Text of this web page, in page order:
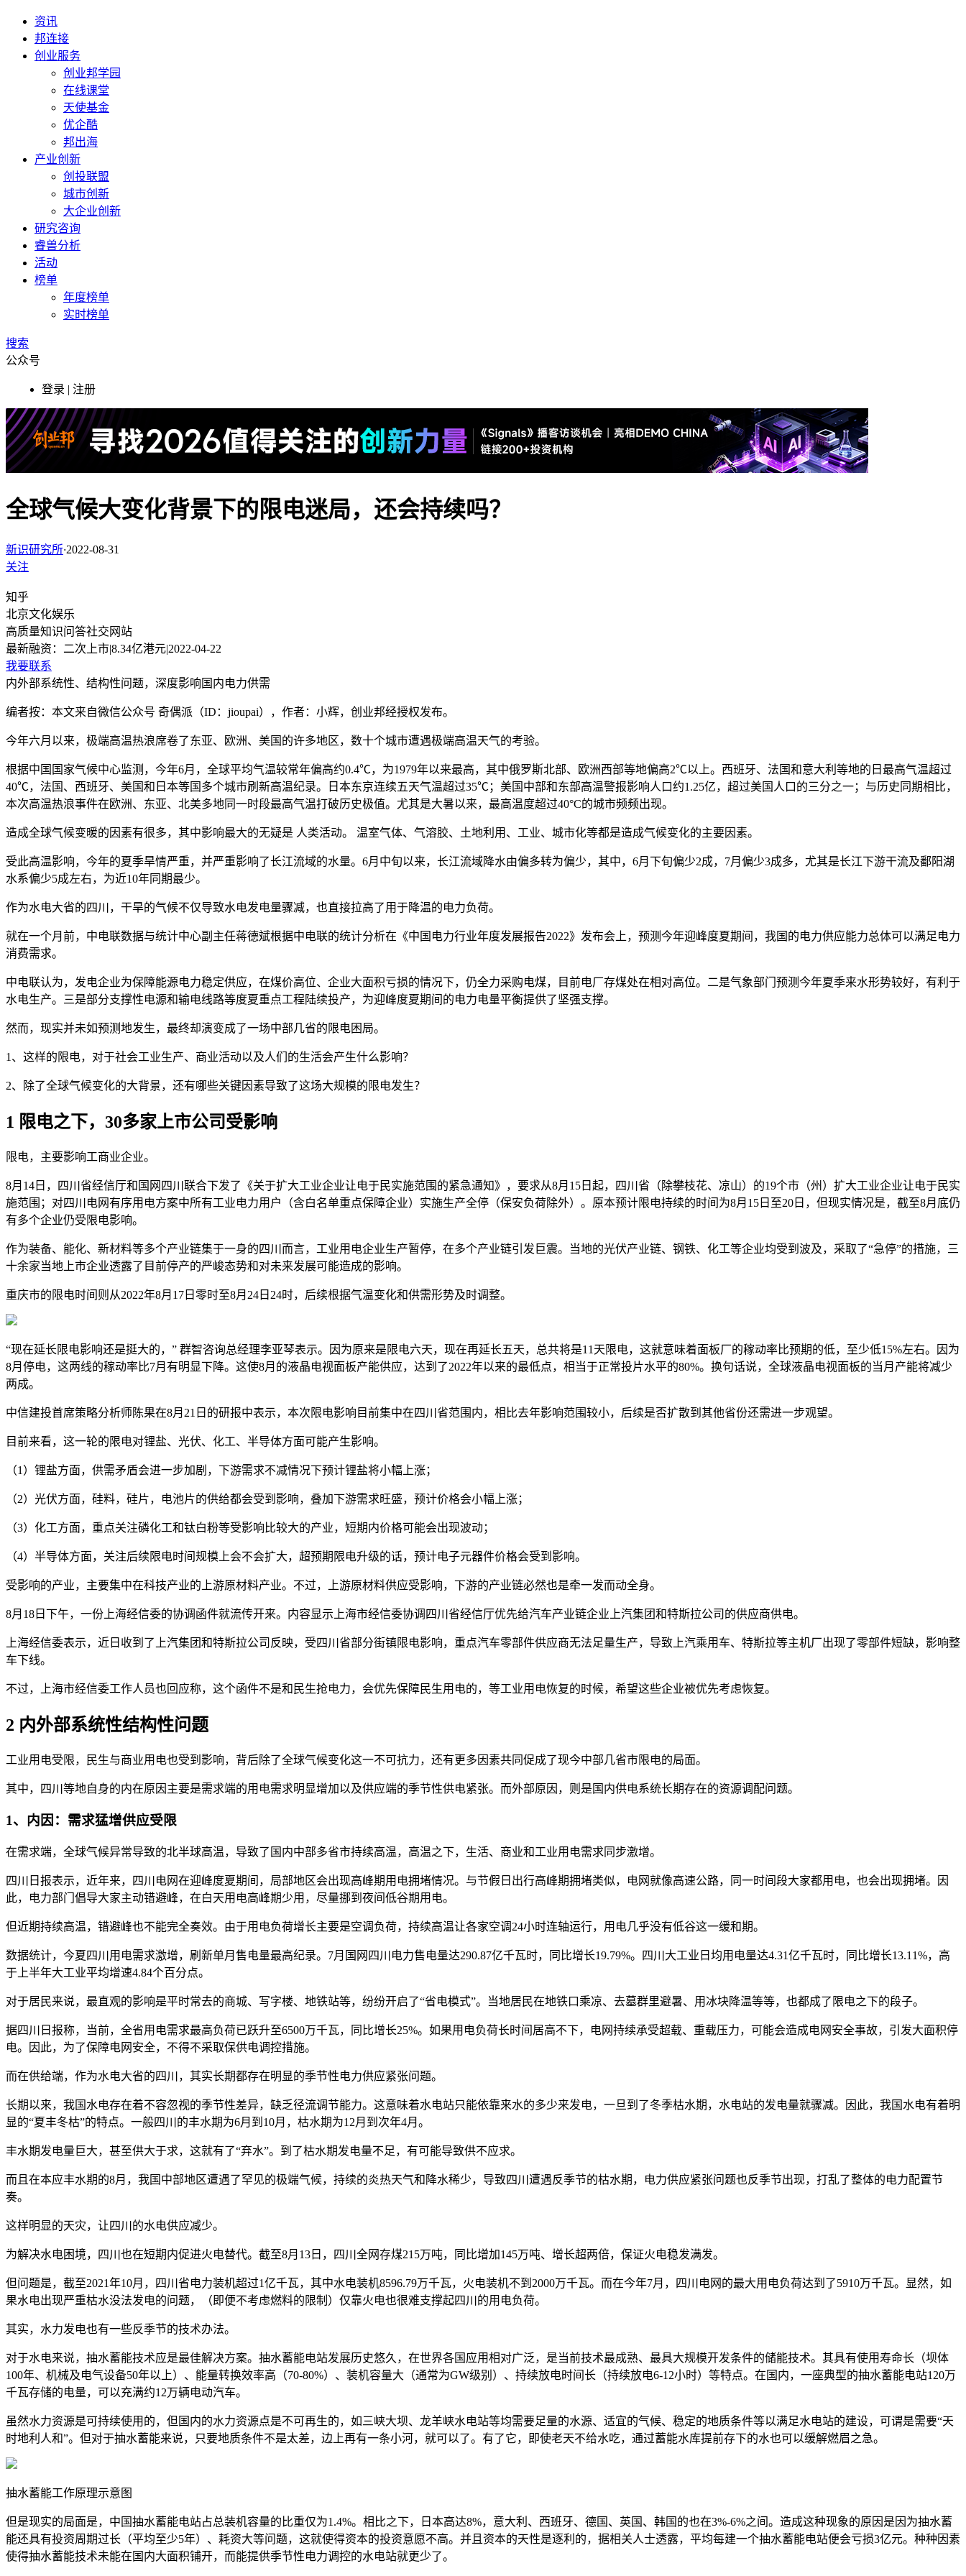
资讯
邦连接
创业服务
创业邦学园
在线课堂
天使基金
优企酷
邦出海
产业创新
创投联盟
城市创新
大企业创新
研究咨询
睿兽分析
活动
榜单
年度榜单
实时榜单
搜索
公众号
登录 | 注册
全球气候大变化背景下的限电迷局，还会持续吗？
新识研究所·2022-08-31
关注
知乎
北京文化娱乐
高质量知识问答社交网站
最新融资： 二次上市|8.34亿港元|2022-04-22
我要联系
内外部系统性、结构性问题，深度影响国内电力供需
编者按：本文来自微信公众号 奇偶派（ID：jioupai），作者：小辉，创业邦经授权发布。
今年六月以来，极端高温热浪席卷了东亚、欧洲、美国的许多地区，数十个城市遭遇极端高温天气的考验。
根据中国国家气候中心监测，今年6月，全球平均气温较常年偏高约0.4℃，为1979年以来最高，其中俄罗斯北部、欧洲西部等地偏高2℃以上。西班牙、法国和意大利等地的日最高气温超过
40℃，法国、西班牙、美国和日本等国多个城市刷新高温纪录。日本东京连续五天气温超过35℃；美国中部和东部高温警报影响人口约1.25亿，超过美国人口的三分之一；与历史同期相比，
本次高温热浪事件在欧洲、东亚、北美多地同一时段最高气温打破历史极值。尤其是大暑以来，最高温度超过40°C的城市频频出现。
造成全球气候变暖的因素有很多，其中影响最大的无疑是 人类活动。 温室气体、气溶胶、土地利用、工业、城市化等都是造成气候变化的主要因素。
受此高温影响，今年的夏季旱情严重，并严重影响了长江流域的水量。6月中旬以来，长江流域降水由偏多转为偏少，其中，6月下旬偏少2成，7月偏少3成多，尤其是长江下游干流及鄱阳湖
水系偏少5成左右，为近10年同期最少。
作为水电大省的四川，干旱的气候不仅导致水电发电量骤减，也直接拉高了用于降温的电力负荷。
就在一个月前，中电联数据与统计中心副主任蒋德斌根据中电联的统计分析在《中国电力行业年度发展报告2022》发布会上，预测今年迎峰度夏期间，我国的电力供应能力总体可以满足电力
消费需求。
中电联认为，发电企业为保障能源电力稳定供应，在煤价高位、企业大面积亏损的情况下，仍全力采购电煤，目前电厂存煤处在相对高位。二是气象部门预测今年夏季来水形势较好，有利于
水电生产。三是部分支撑性电源和输电线路等度夏重点工程陆续投产，为迎峰度夏期间的电力电量平衡提供了坚强支撑。
然而，现实并未如预测地发生，最终却演变成了一场中部几省的限电困局。
1、这样的限电，对于社会工业生产、商业活动以及人们的生活会产生什么影响？
2、除了全球气候变化的大背景，还有哪些关键因素导致了这场大规模的限电发生？
1 限电之下，30多家上市公司受影响
限电，主要影响工商业企业。
8月14日，四川省经信厅和国网四川联合下发了《关于扩大工业企业让电于民实施范围的紧急通知》，要求从8月15日起，四川省（除攀枝花、凉山）的19个市（州）扩大工业企业让电于民实
施范围；对四川电网有序用电方案中所有工业电力用户（含白名单重点保障企业）实施生产全停（保安负荷除外）。原本预计限电持续的时间为8月15日至20日，但现实情况是，截至8月底仍
有多个企业仍受限电影响。
作为装备、能化、新材料等多个产业链集于一身的四川而言，工业用电企业生产暂停，在多个产业链引发巨震。当地的光伏产业链、钢铁、化工等企业均受到波及，采取了“急停”的措施，三
十余家当地上市企业透露了目前停产的严峻态势和对未来发展可能造成的影响。
重庆市的限电时间则从2022年8月17日零时至8月24日24时，后续根据气温变化和供需形势及时调整。
“现在延长限电影响还是挺大的，” 群智咨询总经理李亚琴表示。因为原来是限电六天，现在再延长五天，总共将是11天限电，这就意味着面板厂的稼动率比预期的低，至少低15%左右。因为
8月停电，这两线的稼动率比7月有明显下降。这使8月的液晶电视面板产能供应，达到了2022年以来的最低点，相当于正常投片水平的80%。换句话说，全球液晶电视面板的当月产能将减少
两成。
中信建投首席策略分析师陈果在8月21日的研报中表示，本次限电影响目前集中在四川省范围内，相比去年影响范围较小，后续是否扩散到其他省份还需进一步观望。
目前来看，这一轮的限电对锂盐、光伏、化工、半导体方面可能产生影响。
（1）锂盐方面，供需矛盾会进一步加剧，下游需求不减情况下预计锂盐将小幅上涨；
（2）光伏方面，硅料，硅片，电池片的供给都会受到影响，叠加下游需求旺盛，预计价格会小幅上涨；
（3）化工方面，重点关注磷化工和钛白粉等受影响比较大的产业，短期内价格可能会出现波动；
（4）半导体方面，关注后续限电时间规模上会不会扩大，超预期限电升级的话，预计电子元器件价格会受到影响。
受影响的产业，主要集中在科技产业的上游原材料产业。不过，上游原材料供应受影响，下游的产业链必然也是牵一发而动全身。
8月18日下午，一份上海经信委的协调函件就流传开来。内容显示上海市经信委协调四川省经信厅优先给汽车产业链企业上汽集团和特斯拉公司的供应商供电。
上海经信委表示，近日收到了上汽集团和特斯拉公司反映，受四川省部分街镇限电影响，重点汽车零部件供应商无法足量生产，导致上汽乘用车、特斯拉等主机厂出现了零部件短缺，影响整
车下线。
不过，上海市经信委工作人员也回应称，这个函件不是和民生抢电力，会优先保障民生用电的，等工业用电恢复的时候，希望这些企业被优先考虑恢复。
2 内外部系统性结构性问题
工业用电受限，民生与商业用电也受到影响，背后除了全球气候变化这一不可抗力，还有更多因素共同促成了现今中部几省市限电的局面。
其中，四川等地自身的内在原因主要是需求端的用电需求明显增加以及供应端的季节性供电紧张。而外部原因，则是国内供电系统长期存在的资源调配问题。
1、内因：需求猛增供应受限
在需求端，全球气候异常导致的北半球高温，导致了国内中部多省市持续高温，高温之下，生活、商业和工业用电需求同步激增。
四川日报表示，近年来，四川电网在迎峰度夏期间，局部地区会出现高峰期用电拥堵情况。与节假日出行高峰期拥堵类似，电网就像高速公路，同一时间段大家都用电，也会出现拥堵。因
此，电力部门倡导大家主动错避峰，在白天用电高峰期少用，尽量挪到夜间低谷期用电。
但近期持续高温，错避峰也不能完全奏效。由于用电负荷增长主要是空调负荷，持续高温让各家空调24小时连轴运行，用电几乎没有低谷这一缓和期。
数据统计，今夏四川用电需求激增，刷新单月售电量最高纪录。7月国网四川电力售电量达290.87亿千瓦时，同比增长19.79%。四川大工业日均用电量达4.31亿千瓦时，同比增长13.11%，高
于上半年大工业平均增速4.84个百分点。
对于居民来说，最直观的影响是平时常去的商城、写字楼、地铁站等，纷纷开启了“省电模式”。当地居民在地铁口乘凉、去墓群里避暑、用冰块降温等等，也都成了限电之下的段子。
据四川日报称，当前，全省用电需求最高负荷已跃升至6500万千瓦，同比增长25%。如果用电负荷长时间居高不下，电网持续承受超载、重载压力，可能会造成电网安全事故，引发大面积停
电。因此，为了保障电网安全，不得不采取保供电调控措施。
而在供给端，作为水电大省的四川，其实长期都存在明显的季节性电力供应紧张问题。
长期以来，我国水电存在着不容忽视的季节性差异，缺乏径流调节能力。这意味着水电站只能依靠来水的多少来发电，一旦到了冬季枯水期，水电站的发电量就骤减。因此，我国水电有着明
显的“夏丰冬枯”的特点。一般四川的丰水期为6月到10月，枯水期为12月到次年4月。
丰水期发电量巨大，甚至供大于求，这就有了“弃水”。到了枯水期发电量不足，有可能导致供不应求。
而且在本应丰水期的8月，我国中部地区遭遇了罕见的极端气候，持续的炎热天气和降水稀少，导致四川遭遇反季节的枯水期，电力供应紧张问题也反季节出现，打乱了整体的电力配置节
奏。
这样明显的天灾，让四川的水电供应减少。
为解决水电困境，四川也在短期内促进火电替代。截至8月13日，四川全网存煤215万吨，同比增加145万吨、增长超两倍，保证火电稳发满发。
但问题是，截至2021年10月，四川省电力装机超过1亿千瓦，其中水电装机8596.79万千瓦，火电装机不到2000万千瓦。而在今年7月，四川电网的最大用电负荷达到了5910万千瓦。显然，如
果水电出现严重枯水没法发电的问题，（即便不考虑燃料的限制）仅靠火电也很难支撑起四川的用电负荷。
其实，水力发电也有一些反季节的技术办法。
对于水电来说，抽水蓄能技术应是最佳解决方案。抽水蓄能电站发展历史悠久，在世界各国应用相对广泛，是当前技术最成熟、最具大规模开发条件的储能技术。其具有使用寿命长（坝体
100年、机械及电气设备50年以上）、能量转换效率高（70-80%）、装机容量大（通常为GW级别）、持续放电时间长（持续放电6-12小时）等特点。在国内，一座典型的抽水蓄能电站120万
千瓦存储的电量，可以充满约12万辆电动汽车。
虽然水力资源是可持续使用的，但国内的水力资源点是不可再生的，如三峡大坝、龙羊峡水电站等均需要足量的水源、适宜的气候、稳定的地质条件等以满足水电站的建设，可谓是需要“天
时地利人和”。但对于抽水蓄能来说，只要地质条件不是太差，边上再有一条小河，就可以了。有了它，即使老天不给水吃，通过蓄能水库提前存下的水也可以缓解燃眉之急。
抽水蓄能工作原理示意图
但是现实的局面是，中国抽水蓄能电站占总装机容量的比重仅为1.4%。相比之下，日本高达8%，意大利、西班牙、德国、英国、韩国的也在3%-6%之间。造成这种现象的原因是因为抽水蓄
能还具有投资周期过长（平均至少5年）、耗资大等问题，这就使得资本的投资意愿不高。并且资本的天性是逐利的，据相关人士透露，平均每建一个抽水蓄能电站便会亏损3亿元。种种因素
使得抽水蓄能技术未能在国内大面积铺开，而能提供季节性电力调控的水电站就更少了。